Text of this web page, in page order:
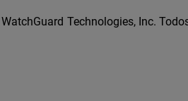
Technologies, Inc.